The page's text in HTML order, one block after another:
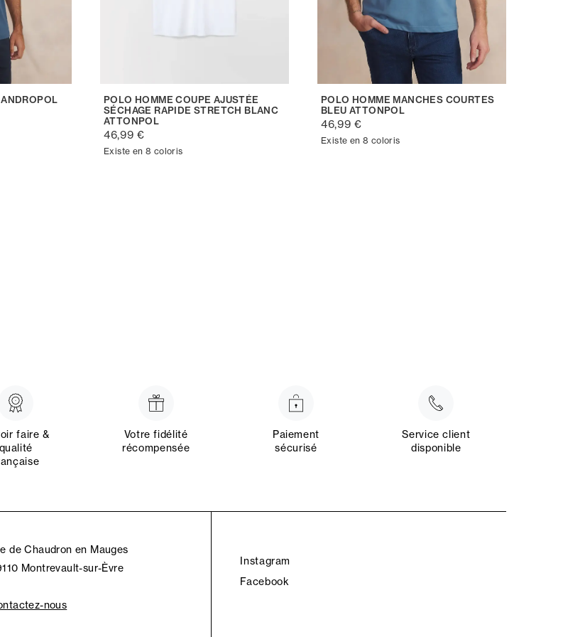
POLO HOMME COUPE AJUSTÉE
SÉCHAGE RAPIDE STRETCH BLANC
ATTONPOL
46,99 €
Existe en 8 coloris
POLO HOMME MANCHES COURTES
BLEU ATTONPOL
46,99 €
Existe en 8 coloris
faire &
qualité
Votre fidélité
récompensée
Paiement
sécurisé
Service client
disponible
de Chaudron en Mauges
Montrevault-sur-Èvre
nous
Instagram
Facebook